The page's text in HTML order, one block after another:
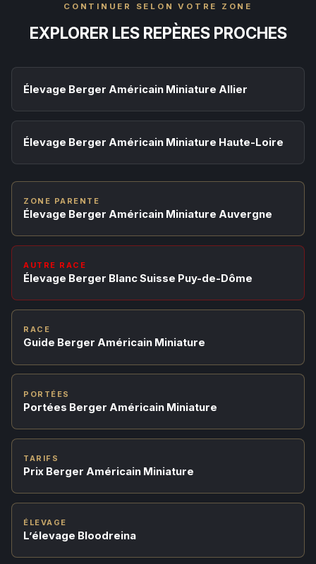
CONTINUER SELON VOTRE ZONE
EXPLORER LES REPÈRES PROCHES
Élevage Berger Américain Miniature Allier
Élevage Berger Américain Miniature Haute-Loire
ZONE PARENTE
Élevage Berger Américain Miniature Auvergne
AUTRE RACE
Élevage Berger Blanc Suisse Puy-de-Dôme
RACE
Guide Berger Américain Miniature
PORTÉES
Portées Berger Américain Miniature
TARIFS
Prix Berger Américain Miniature
ÉLEVAGE
L’élevage Bloodreina